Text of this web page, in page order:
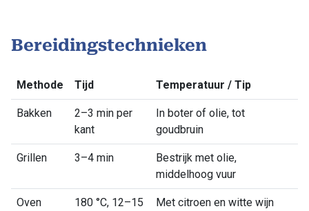
Bereidingstechnieken
Methode Tijd Temperatuur / Tip
Bakken
2–3 min per
kant
In boter of olie, tot
goudbruin
Grillen 3–4 min
Bestrijk met olie,
middelhoog vuur
Oven
180 °C, 12–15
Met citroen en witte wijn